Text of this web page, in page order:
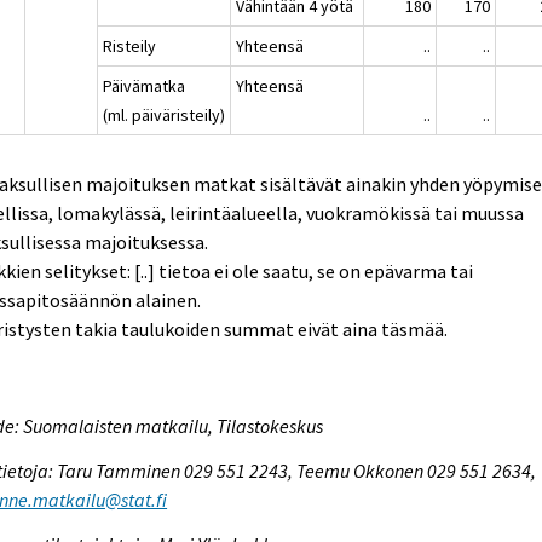
Vähintään 4 yötä
180 170
Risteily
Yhteensä .. ..
Päivämatka
(ml. päiväristeily)
Yhteensä
..
..
majoituksen matkat sisältävät ainakin yhden
lomakylässä, leirintäalueella, vuokramökissä tai muussa
majoituksessa.
selitykset: [..] tietoa ei ole saatu, se on epävarma tai
alainen.
takia taulukoiden summat eivät aina täsmää.
Suomalaisten matkailu, Tilastokeskus
Taru Tamminen 029 551 2243, Teemu Okkonen 029 551 2634,